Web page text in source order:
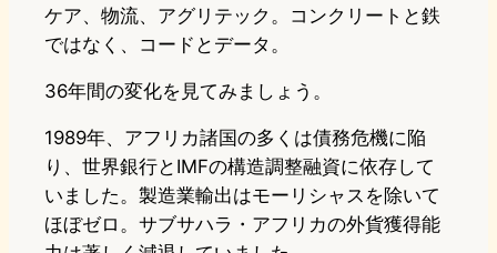
ケア、物流、アグリテック。コンクリートと鉄
ではなく、コードとデータ。
36年間の変化を見てみましょう。
1989年、アフリカ諸国の多くは債務危機に陥
り、世界銀行とIMFの構造調整融資に依存して
いました。製造業輸出はモーリシャスを除いて
ほぼゼロ。サブサハラ・アフリカの外貨獲得能